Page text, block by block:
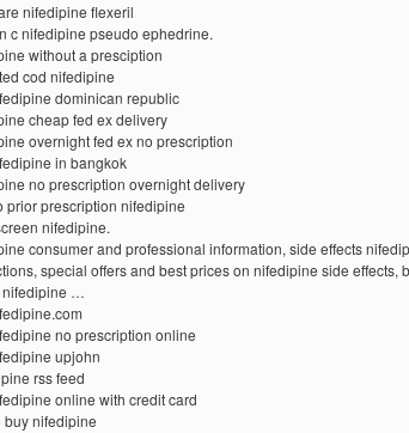
nifedipine flexeril
c nifedipine pseudo ephedrine.
without a presciption
cod nifedipine
dominican republic
cheap fed ex delivery
overnight fed ex no prescription
in bangkok
no prescription overnight delivery
prior prescription nifedipine
nifedipine.
consumer and professional information, side effects
special offers and best prices on nifedipine side effects,
nifedipine …
no prescription online
upjohn
rss feed
online with credit card
buy nifedipine